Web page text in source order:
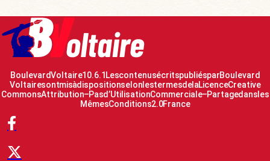
Boulevard Voltaire 10.6.1 Les contenus écrits publiés par Boulevard
Voltaire sont mis à disposition selon les termes de la Licence Creative
Commons Attribution – Pas d’Utilisation Commerciale – Partage dans les
Mêmes Conditions 2.0 France